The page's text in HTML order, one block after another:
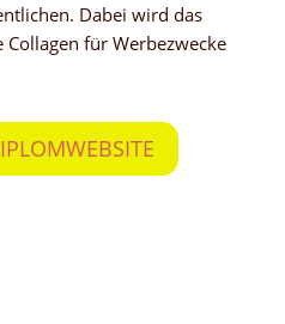
Dabei wird das
für Werbezwecke